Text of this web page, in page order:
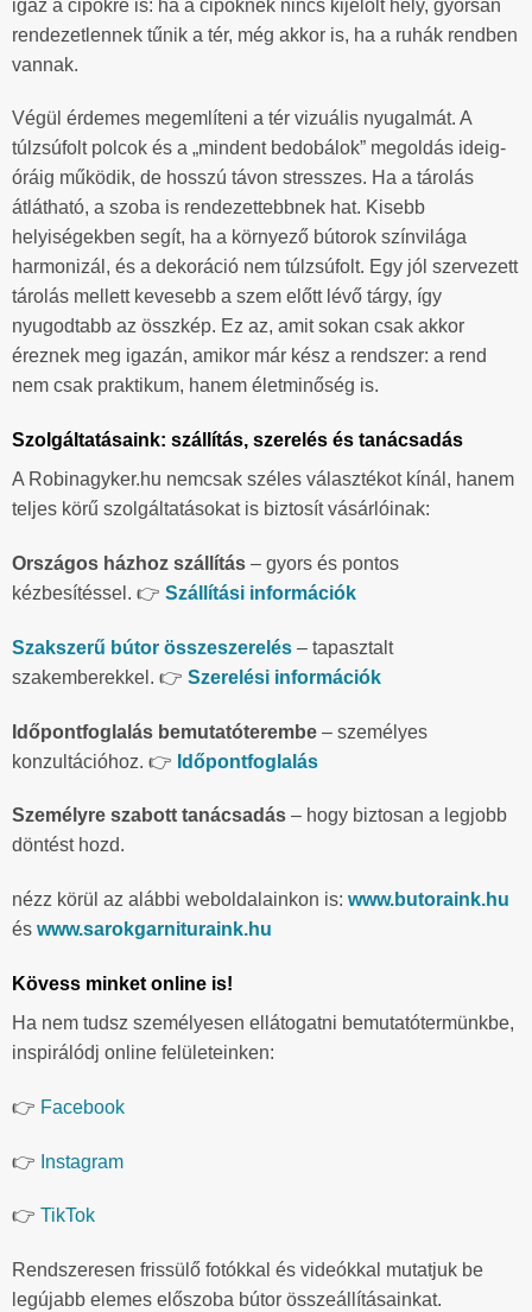
igaz a cipőkre is: ha a cipőknek nincs kijelölt hely, gyorsan
rendezetlennek tűnik a tér, még akkor is, ha a ruhák rendben
vannak.
Végül érdemes megemlíteni a tér vizuális nyugalmát. A
túlzsúfolt polcok és a „mindent bedobálok” megoldás ideig-
óráig működik, de hosszú távon stresszes. Ha a tárolás
átlátható, a szoba is rendezettebbnek hat. Kisebb
helyiségekben segít, ha a környező bútorok színvilága
harmonizál, és a dekoráció nem túlzsúfolt. Egy jól szervezett
tárolás mellett kevesebb a szem előtt lévő tárgy, így
nyugodtabb az összkép. Ez az, amit sokan csak akkor
éreznek meg igazán, amikor már kész a rendszer: a rend
nem csak praktikum, hanem életminőség is.
Szolgáltatásaink: szállítás, szerelés és tanácsadás
A Robinagyker.hu nemcsak széles választékot kínál, hanem
teljes körű szolgáltatásokat is biztosít vásárlóinak:
Országos házhoz szállítás – gyors és pontos
kézbesítéssel. 👉 Szállítási információk
Szakszerű bútor összeszerelés – tapasztalt
szakemberekkel. 👉 Szerelési információk
Időpontfoglalás bemutatóterembe – személyes
konzultációhoz. 👉 Időpontfoglalás
Személyre szabott tanácsadás – hogy biztosan a legjobb
döntést hozd.
nézz körül az alábbi weboldalainkon is: www.butoraink.hu
és www.sarokgarnituraink.hu
Kövess minket online is!
Ha nem tudsz személyesen ellátogatni bemutatótermünkbe,
inspirálódj online felületeinken:
👉 Facebook
👉 Instagram
👉 TikTok
Rendszeresen frissülő fotókkal és videókkal mutatjuk be
legújabb elemes előszoba bútor összeállításainkat.